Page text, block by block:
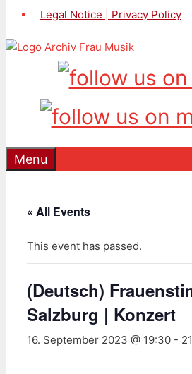
Legal Notice | Privacy Policy
Menu
« All Events
This event has passed.
(Deutsch)
Salzburg | Konzert
16. September 2023 @ 19:30 -